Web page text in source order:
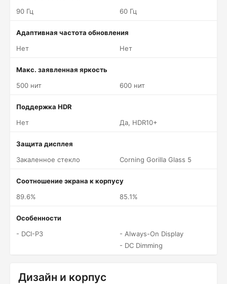
90 Гц
60 Гц
Адаптивная частота обновления
Нет
Нет
Макс. заявленная яркость
500 нит
600 нит
Поддержка HDR
Нет
Да, HDR10+
Защита дисплея
Закаленное стекло
Corning Gorilla Glass 5
Соотношение экрана к корпусу
89.6%
85.1%
Особенности
- DCI-P3
- Always-On Display
- DC Dimming
Дизайн и корпус